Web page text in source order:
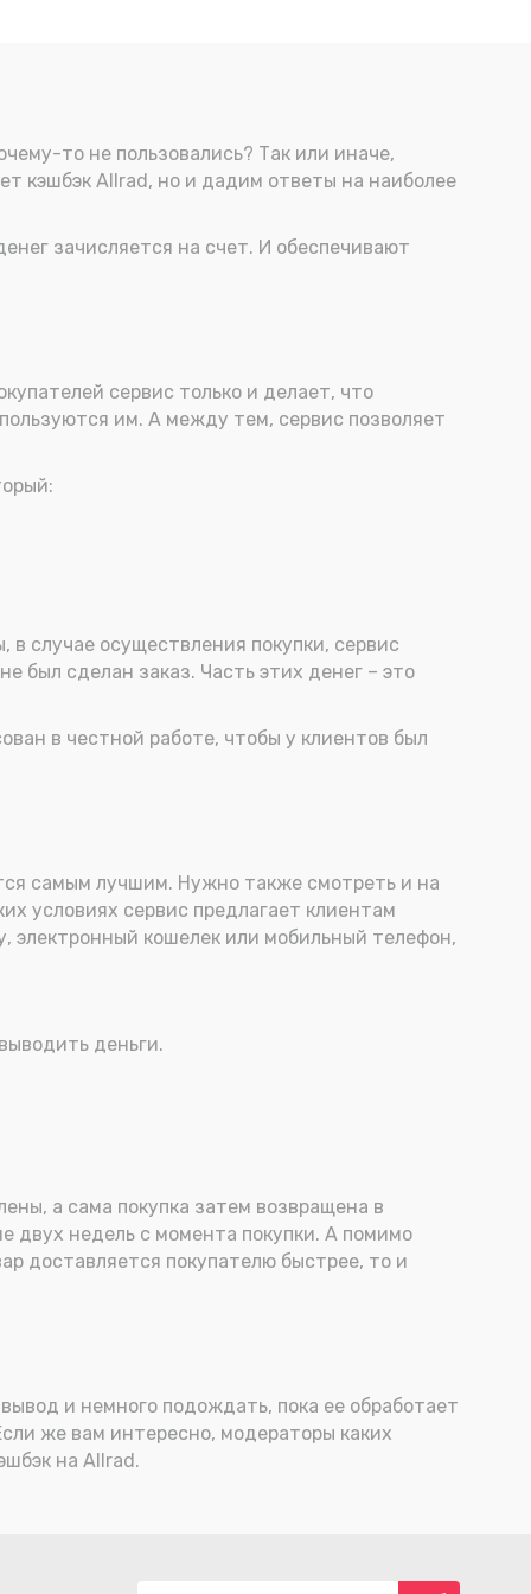
то не пользовались? Так или иначе,
кэшбэк Allrad, но и дадим ответы на наиболее
зачисляется на счет. И обеспечивают
сервис только и делает, что
им. А между тем, сервис позволяет
случае осуществления покупки, сервис
был сделан заказ. Часть этих денег – это
в честной работе, чтобы у клиентов был
самым лучшим. Нужно также смотреть и на
условиях сервис предлагает клиентам
электронный кошелек или мобильный телефон,
деньги.
а сама покупка затем возвращена в
двух недель с момента покупки. А помимо
доставляется покупателю быстрее, то и
и немного подождать, пока ее обработает
же вам интересно, модераторы каких
на Allrad.